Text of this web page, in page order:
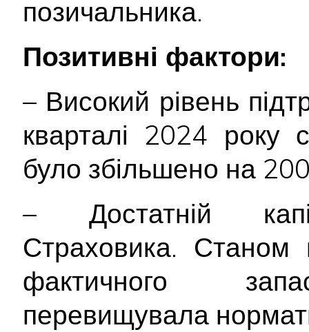
позичальника.
Позитивні фактори:
– Високий рівень
кварталі 2024 року
було збільшено на
– Достатній
Страховика. Станом
фактичного
перевищувала